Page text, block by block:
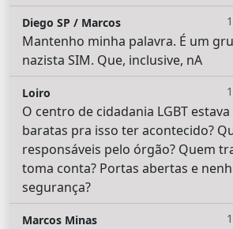
Diego SP / Marcos
Mantenho minha palavra. É um
nazista SIM. Que, inclusive, nA
Loiro
O centro de cidadania LGBT
baratas pra isso ter acontecido?
responsáveis pelo órgão? Quem
toma conta? Portas abertas e
segurança?
Marcos Minas